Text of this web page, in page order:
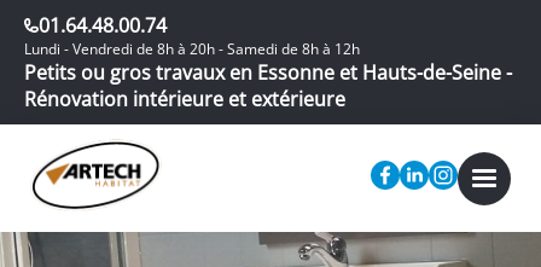
01.64.48.00.74
Lundi - Vendredi de 8h à 20h - Samedi de 8h à 12h
Petits ou gros travaux en Essonne et Hauts-de-Seine -
Rénovation intérieure et extérieure